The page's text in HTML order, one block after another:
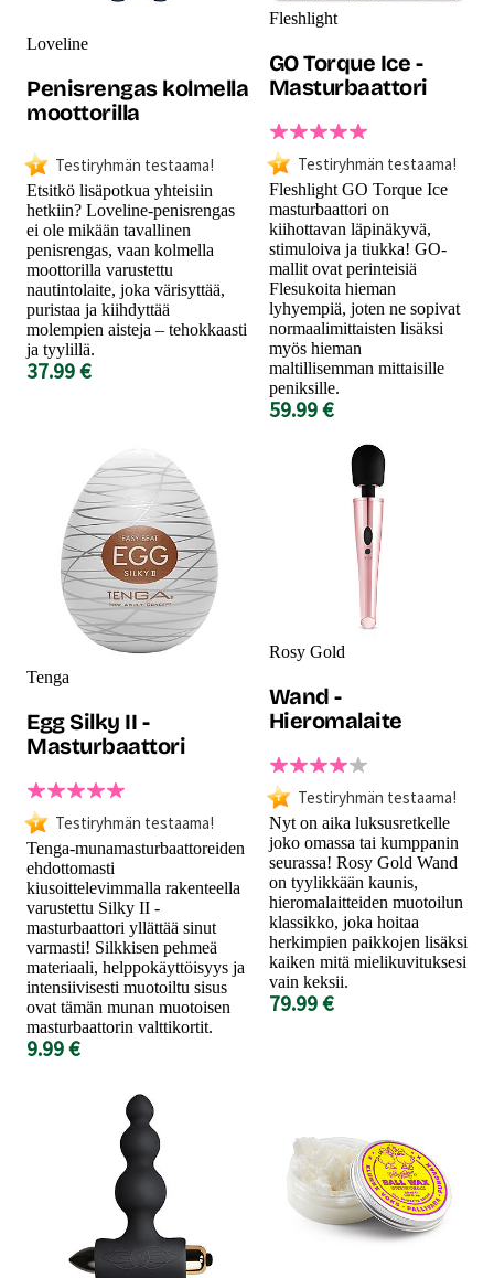
Loveline
Penisrengas kolmella
moottorilla
Testiryhmän testaama!
Etsitkö lisäpotkua yhteisiin
hetkiin? Loveline-penisrengas
ei ole mikään tavallinen
penisrengas, vaan kolmella
moottorilla varustettu
nautintolaite, joka värisyttää,
puristaa ja kiihdyttää
molempien aisteja – tehokkaasti
ja tyylillä.
37.99 €
Fleshlight
GO Torque Ice -
Masturbaattori
Testiryhmän testaama!
Fleshlight GO Torque Ice
masturbaattori on
kiihottavan läpinäkyvä,
stimuloiva ja tiukka! GO-
mallit ovat perinteisiä
Flesukoita hieman
lyhyempiä, joten ne sopivat
normaalimittaisten lisäksi
myös hieman
maltillisemman mittaisille
peniksille.
59.99 €
Tenga
Egg Silky II -
Masturbaattori
Testiryhmän testaama!
Tenga-munamasturbaattoreiden
ehdottomasti
kiusoittelevimmalla rakenteella
varustettu Silky II -
masturbaattori yllättää sinut
varmasti! Silkkisen pehmeä
materiaali, helppokäyttöisyys ja
intensiivisesti muotoiltu sisus
ovat tämän munan muotoisen
masturbaattorin valttikortit.
9.99 €
Rosy Gold
Wand -
Hieromalaite
Testiryhmän testaama!
Nyt on aika luksusretkelle
joko omassa tai kumppanin
seurassa! Rosy Gold Wand
on tyylikkään kaunis,
hieromalaitteiden muotoilun
klassikko, joka hoitaa
herkimpien paikkojen lisäksi
kaiken mitä mielikuvituksesi
vain keksii.
79.99 €